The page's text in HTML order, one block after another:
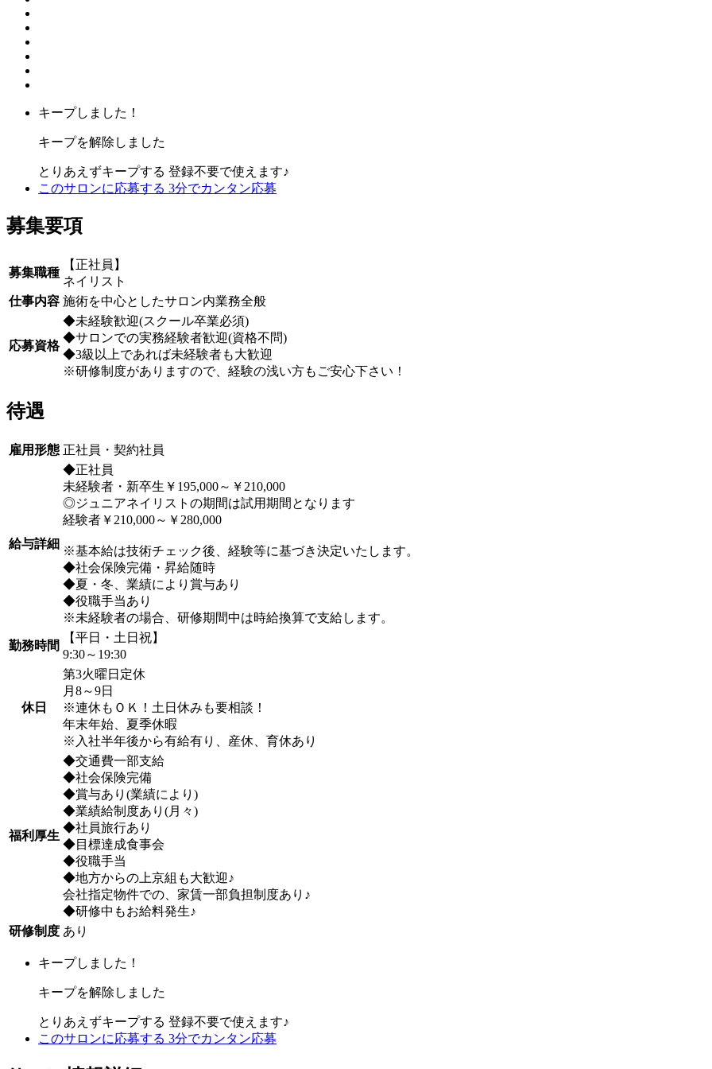
キープしました！
キープを解除しました
とりあえずキープする 登録不要で使えます♪
このサロンに応募する 3分でカンタン応募
募集要項
募集職種
【正社員】
ネイリスト
仕事内容 施術を中心としたサロン内業務全般
応募資格
◆未経験歓迎(スクール卒業必須)
◆サロンでの実務経験者歓迎(資格不問)
◆3級以上であれば未経験者も大歓迎
※研修制度がありますので、経験の浅い方もご安心下さい！
待遇
雇用形態 正社員・契約社員
給与詳細
◆正社員
未経験者・新卒生￥195,000～￥210,000
◎ジュニアネイリストの期間は試用期間となります
経験者￥210,000～￥280,000
※基本給は技術チェック後、経験等に基づき決定いたします。
◆社会保険完備・昇給随時
◆夏・冬、業績により賞与あり
◆役職手当あり
※未経験者の場合、研修期間中は時給換算で支給します。
勤務時間
【平日・土日祝】
9:30～19:30
休日
第3火曜日定休
月8～9日
※連休もＯＫ！土日休みも要相談！
年末年始、夏季休暇
※入社半年後から有給有り、産休、育休あり
福利厚生
◆交通費一部支給
◆社会保険完備
◆賞与あり(業績により)
◆業績給制度あり(月々)
◆社員旅行あり
◆目標達成食事会
◆役職手当
◆地方からの上京組も大歓迎♪
会社指定物件での、家賃一部負担制度あり♪
◆研修中もお給料発生♪
研修制度 あり
キープしました！
キープを解除しました
とりあえずキープする 登録不要で使えます♪
このサロンに応募する 3分でカンタン応募